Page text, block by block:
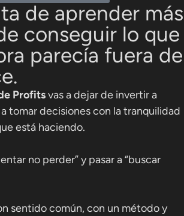
de aprender más
conseguir lo que
parecía fuera de
Profitsvas a dejar de invertir a
tomar decisiones con la tranquilidad
está haciendo.
no perder” y pasar a “buscar
sentido común, con un método y